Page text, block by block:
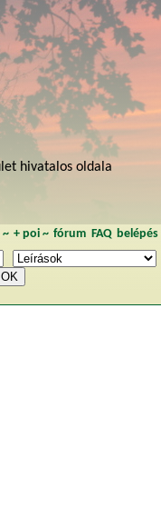
hivatalos oldala
~ + poi~ fórum FAQ belépés